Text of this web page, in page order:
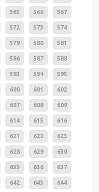
565 566 567
572 573 574
579 580 581
586 587 588
593 594 595
600 601 602
607 608 609
614 615 616
621 622 623
628 629 630
635 636 637
642 643 644